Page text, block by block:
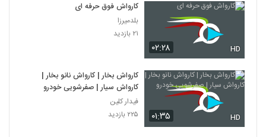
۰۲:۲۸ HD
کارواش فوق حرفه ای
بلدمیرزا
۲۱ بازدید
۰۱:۳۵ HD
کارواش بخار | کارواش نانو بخار |
کارواش سیار | صفرشویی خودرو
فیدار کلین
۲۲۵ بازدید